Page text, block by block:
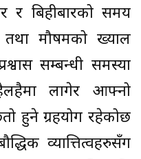
र बिहीबारको समय
मौषमको ख्याल
सम्बन्धी समस्या
लागेर आफ्नो
हुने ग्रहयोग रहेकोछ
व्यात्तित्वहरुसँग